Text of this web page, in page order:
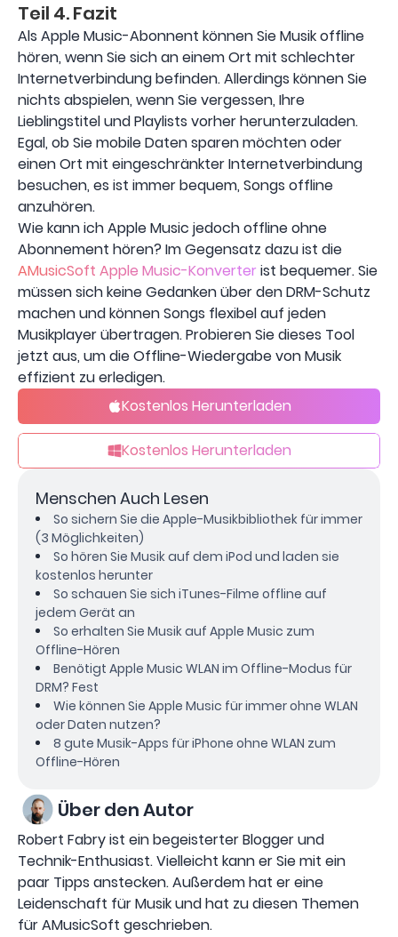
Teil 4. Fazit
Als Apple Music-Abonnent können Sie Musik offline
hören, wenn Sie sich an einem Ort mit schlechter
Internetverbindung befinden. Allerdings können Sie
nichts abspielen, wenn Sie vergessen, Ihre
Lieblingstitel und Playlists vorher herunterzuladen.
Egal, ob Sie mobile Daten sparen möchten oder
einen Ort mit eingeschränkter Internetverbindung
besuchen, es ist immer bequem, Songs offline
anzuhören.
Wie kann ich Apple Music jedoch offline ohne
Abonnement hören? Im Gegensatz dazu ist die
AMusicSoft Apple Music-Konverter ist bequemer. Sie
müssen sich keine Gedanken über den DRM-Schutz
machen und können Songs flexibel auf jeden
Musikplayer übertragen. Probieren Sie dieses Tool
jetzt aus, um die Offline-Wiedergabe von Musik
effizient zu erledigen.
Kostenlos Herunterladen
Kostenlos Herunterladen
Menschen Auch Lesen
So sichern Sie die Apple-Musikbibliothek für immer
(3 Möglichkeiten)
So hören Sie Musik auf dem iPod und laden sie
kostenlos herunter
So schauen Sie sich iTunes-Filme offline auf
jedem Gerät an
So erhalten Sie Musik auf Apple Music zum
Offline-Hören
Benötigt Apple Music WLAN im Offline-Modus für
DRM? Fest
Wie können Sie Apple Music für immer ohne WLAN
oder Daten nutzen?
8 gute Musik-Apps für iPhone ohne WLAN zum
Offline-Hören
Über den Autor
Robert Fabry ist ein begeisterter Blogger und
Technik-Enthusiast. Vielleicht kann er Sie mit ein
paar Tipps anstecken. Außerdem hat er eine
Leidenschaft für Musik und hat zu diesen Themen
für AMusicSoft geschrieben.